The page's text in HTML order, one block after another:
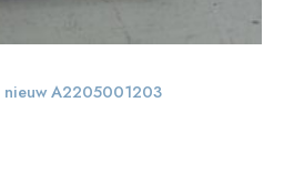
A2205001203